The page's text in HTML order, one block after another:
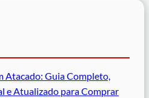
Atacado: Guia Completo,
e Atualizado para Comprar